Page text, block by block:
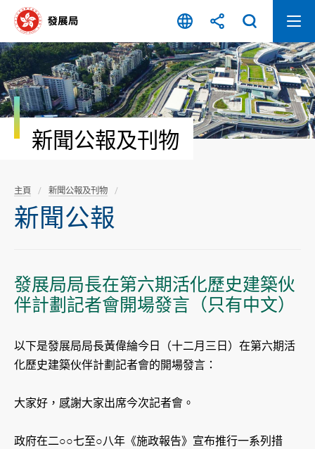
容
開
始
新聞公報及刊物
主頁 新聞公報及刊物
新聞公報
發展局局長在第六期活化歷史建築伙
伴計劃記者會開場發言（只有中文）
以下是發展局局長黃偉綸今日（十二月三日）在第六期活
化歷史建築伙伴計劃記者會的開場發言：
大家好，感謝大家出席今次記者會。
政府在二○○七至○八年《施政報告》宣布推行一系列措